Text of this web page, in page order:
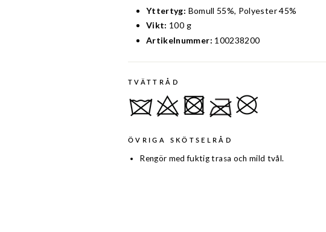
Yttertyg: Bomull 55%, Polyester 45%
Vikt: 100 g
Artikelnummer: 100238200
TVÄTTRÅD
ÖVRIGA SKÖTSELRÅD
Rengör med fuktig trasa och mild tvål.